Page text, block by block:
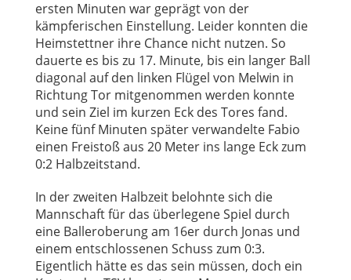
ersten Minuten war geprägt von der
kämpferischen Einstellung. Leider konnten die
Heimstettner ihre Chance nicht nutzen. So
dauerte es bis zu 17. Minute, bis ein langer Ball
diagonal auf den linken Flügel von Melwin in
Richtung Tor mitgenommen werden konnte
und sein Ziel im kurzen Eck des Tores fand.
Keine fünf Minuten später verwandelte Fabio
einen Freistoß aus 20 Meter ins lange Eck zum
0:2 Halbzeitstand.
In der zweiten Halbzeit belohnte sich die
Mannschaft für das überlegene Spiel durch
eine Balleroberung am 16er durch Jonas und
einem entschlossenen Schuss zum 0:3.
Eigentlich hätte es das sein müssen, doch ein